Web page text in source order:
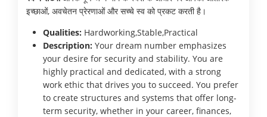
इच्छाओं, अवचेतन प्रेरणाओं और सच्चे स्व को प्रकट करती है।
Qualities: Hardworking,Stable,Practical
Description: Your dream number emphasizes
your desire for security and stability. You are
highly practical and dedicated, with a strong
work ethic that drives you to succeed. You prefer
to create structures and systems that offer long-
term security, whether in your career, finances,